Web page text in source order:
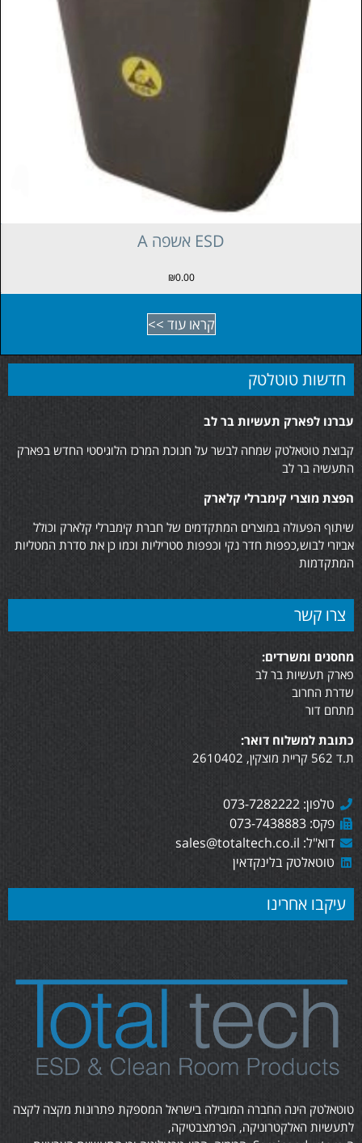
₪0.00
קראו עוד >>
חדשות טוטלטק
עברנו לפארק תעשיות בר לב
קבוצת טוטאלטק שמחה לבשר על חנוכת המרכז הלוגיסטי החדש בפארק
התעשיה בר לב
הפצת מוצרי קימברלי קלארק
שיתוף הפעולה במוצרים המתקדמים של חברת קימברלי קלארק וכולל
אביזרי לבוש,כפפות חדר נקי וכפפות סטריליות וכמו כן את סדרת המטליות
המתקדמות
צרו קשר
מחסנים ומשרדים:
פארק תעשיות בר לב
שדרת החרוב
מתחם דור
כתובת למשלוח דואר:
ת.ד 562 קריית מוצקין, 2610402
טלפון: 073-7282222
פקס: 073-7438883
דוא"ל: sales@totaltech.co.il
טוטאלטק בלינקדאין
עיקבו אחרינו
טוטאלטק הינה החברה המובילה בישראל המספקת פתרונות מקצה לקצה
לתעשיות האלקטרוניקה, הפרמצבטיקה,